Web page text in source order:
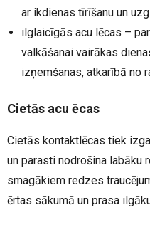
ar ikdienas tīrīšanu un
ilglaicīgās acu lēcas –
valkāšanai vairākas
izņemšanas, atkarībā no
Cietās acu ēcas
Cietās kontaktlēcas tiek
un parasti nodrošina labāku
smagākiem redzes
ērtas sākumā un prasa